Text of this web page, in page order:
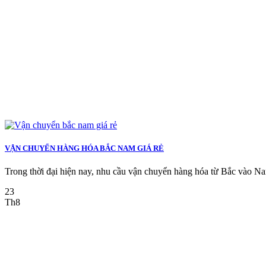
VẬN CHUYỂN HÀNG HÓA BẮC NAM GIÁ RẺ
Trong thời đại hiện nay, nhu cầu vận chuyển hàng hóa từ Bắc vào
23
Th8